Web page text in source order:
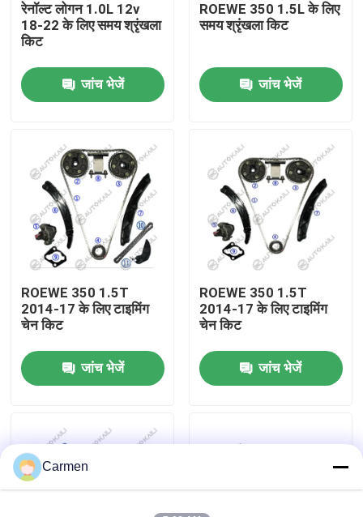
घर
उत्पाद
विडियो
हमारे बारे में
कारखाने का दौरा
गुणवत्ता नियंत्रण
हमसे संपर्क करें
बोली मांगें
रेनॉल्ट लोगन 1.0L 12v
18-22 के लिए समय श्रृंखला
किट
जांच भेजें
ROEWE 350 1.5L के लिए
समय श्रृंखला किट
जांच भेजें
ROEWE 350 1.5T
2014-17 के लिए टाइमिंग
चेन किट
जांच भेजें
ROEWE 350 1.5T
2014-17 के लिए टाइमिंग
चेन किट
जांच भेजें
Carmen